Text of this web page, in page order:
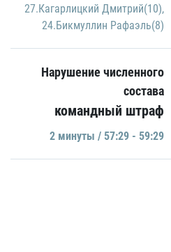
27.Кагарлицкий Дмитрий(10),
24.Бикмуллин Рафаэль(8)
Нарушение численного
состава
командный штраф
2 минуты / 57:29 - 59:29